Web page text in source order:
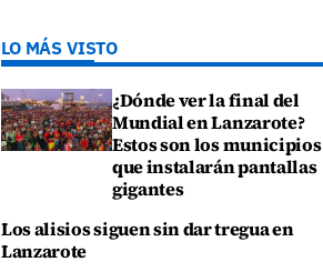
LO MÁS VISTO
¿Dónde ver la final del
Mundial en Lanzarote?
Estos son los municipios
que instalarán pantallas
gigantes
Los alisios siguen sin dar tregua en
Lanzarote